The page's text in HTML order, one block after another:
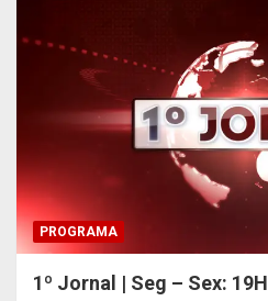
PROGRAMA
1º Jornal | Seg – Sex: 19H